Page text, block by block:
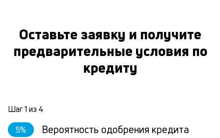
Оставьте заявку и получите
предварительные условия по
кредиту
Шаг1 из 4
5% Вероятность одобрения кредита